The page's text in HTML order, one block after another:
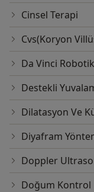
Cinsel Terapi
Cvs(Koryon
Da Vinci
Destekli
Dilatasyon Ve
Diyafram
Doppler
Doğum Kontrol